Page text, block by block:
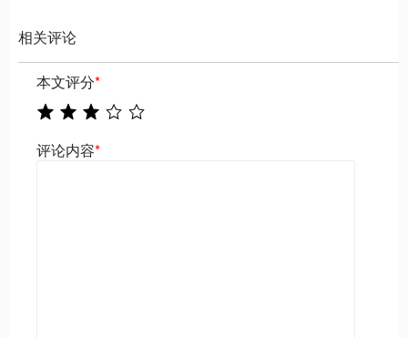
相关评论
本文评分*
评论内容*